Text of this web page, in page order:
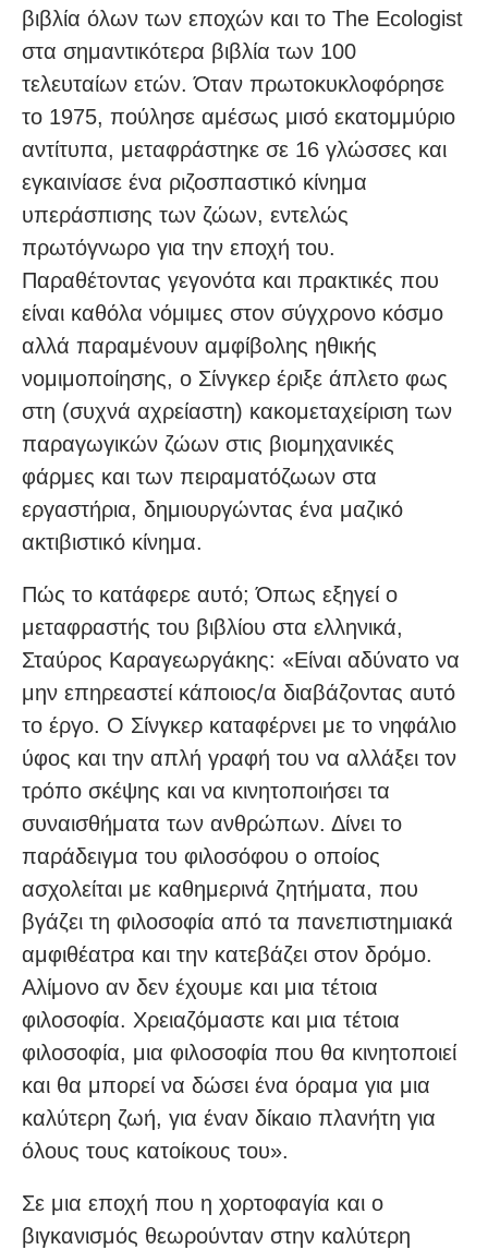
βιβλία όλων των εποχών και το The Ecologist
στα σημαντικότερα βιβλία των 100
τελευταίων ετών. Όταν πρωτοκυκλοφόρησε
το 1975, πούλησε αμέσως μισό εκατομμύριο
αντίτυπα, μεταφράστηκε σε 16 γλώσσες και
εγκαινίασε ένα ριζοσπαστικό κίνημα
υπεράσπισης των ζώων, εντελώς
πρωτόγνωρο για την εποχή του.
Παραθέτοντας γεγονότα και πρακτικές που
είναι καθόλα νόμιμες στον σύγχρονο κόσμο
αλλά παραμένουν αμφίβολης ηθικής
νομιμοποίησης, ο Σίνγκερ έριξε άπλετο φως
στη (συχνά αχρείαστη) κακομεταχείριση των
παραγωγικών ζώων στις βιομηχανικές
φάρμες και των πειραματόζωων στα
εργαστήρια, δημιουργώντας ένα μαζικό
ακτιβιστικό κίνημα.
Πώς το κατάφερε αυτό; Όπως εξηγεί ο
μεταφραστής του βιβλίου στα ελληνικά,
Σταύρος Καραγεωργάκης: «Είναι αδύνατο να
μην επηρεαστεί κάποιος/α διαβάζοντας αυτό
το έργο. Ο Σίνγκερ καταφέρνει με το νηφάλιο
ύφος και την απλή γραφή του να αλλάξει τον
τρόπο σκέψης και να κινητοποιήσει τα
συναισθήματα των ανθρώπων. Δίνει το
παράδειγμα του φιλοσόφου ο οποίος
ασχολείται με καθημερινά ζητήματα, που
βγάζει τη φιλοσοφία από τα πανεπιστημιακά
αμφιθέατρα και την κατεβάζει στον δρόμο.
Αλίμονο αν δεν έχουμε και μια τέτοια
φιλοσοφία. Χρειαζόμαστε και μια τέτοια
φιλοσοφία, μια φιλοσοφία που θα κινητοποιεί
και θα μπορεί να δώσει ένα όραμα για μια
καλύτερη ζωή, για έναν δίκαιο πλανήτη για
όλους τους κατοίκους του».
Σε μια εποχή που η χορτοφαγία και ο
βιγκανισμός θεωρούνταν στην καλύτερη